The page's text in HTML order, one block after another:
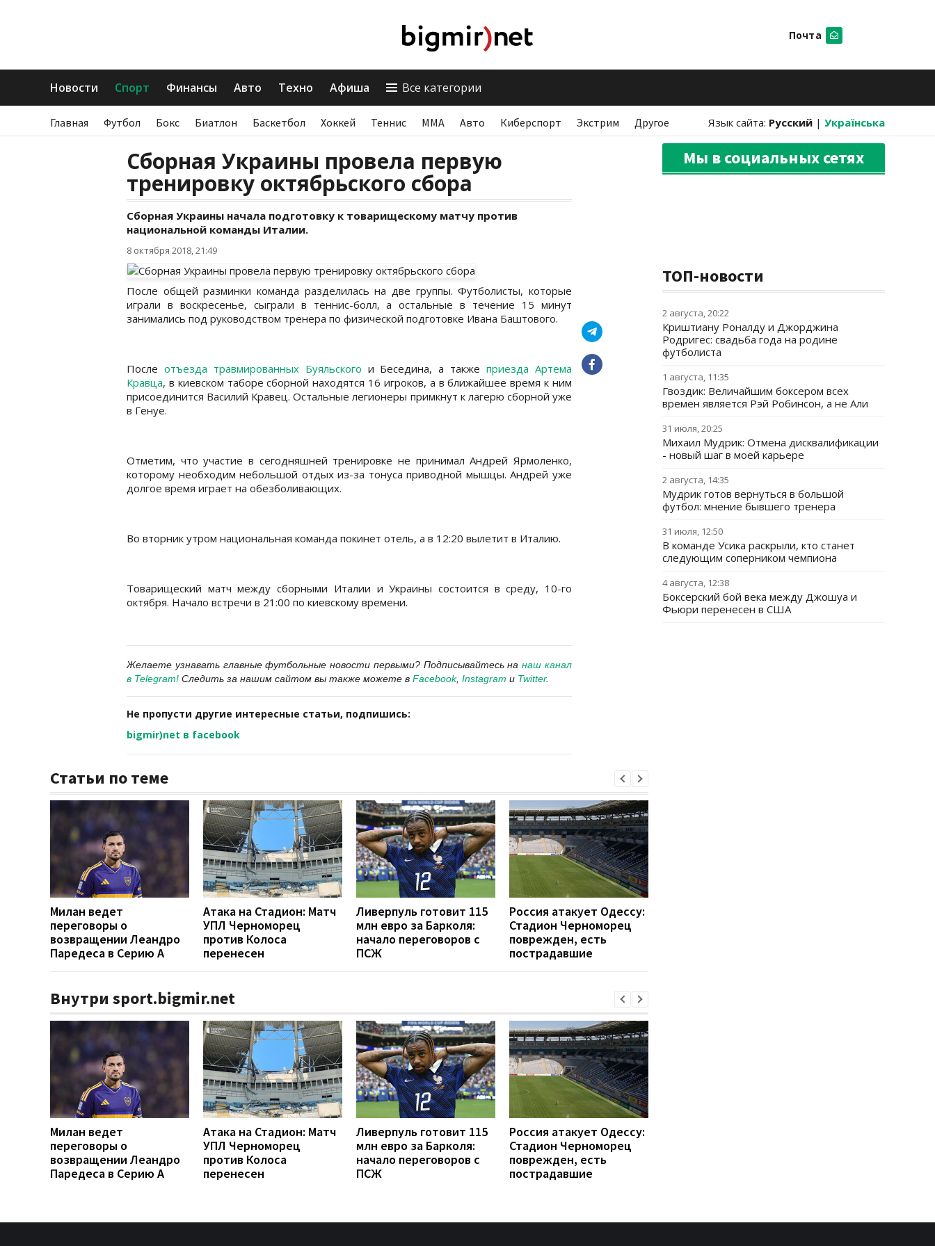
Почта
Новости Спорт Финансы Авто Техно Афиша Все категории
Главная Футбол Бокс Биатлон Баскетбол Хоккей Теннис ММА Авто Киберспорт Экстрим Другое Язык сайта: Русский | Українська
Сборная Украины провела первую
тренировку октябрьского сбора
Сборная Украины начала подготовку к товарищескому матчу против
национальной команды Италии.
8 октября 2018, 21:49
После общей разминки команда разделилась на две группы. Футболисты, которые
играли в воскресенье, сыграли в теннис-болл, а остальные в течение 15 минут
занимались под руководством тренера по физической подготовке Ивана Баштового.
После отъезда травмированных Буяльского и Беседина, а такжеприезда Артема
Кравца, в киевском таборе сборной находятся 16 игроков, а в ближайшее время к ним
присоединится Василий Кравец. Остальные легионеры примкнут к лагерю сборной уже
в Генуе.
Отметим, что участие в сегодняшней тренировке не принимал Андрей Ярмоленко,
которому необходим небольшой отдых из-за тонуса приводной мышцы. Андрей уже
долгое время играет на обезболивающих.
Во вторник утром национальная команда покинет отель, а в 12:20 вылетит в Италию.
Товарищеский матч между сборными Италии и Украины состоится в среду, 10-го
октября. Начало встречи в 21:00 по киевскому времени.
Желаете узнавать главные футбольные новости первыми? Подписывайтесь на наш канал
в Telegram! Следить за нашим сайтом вы также можете в Facebook, Instagram и Twitter.
Не пропусти другие интересные статьи, подпишись:
bigmir)net в facebook
Статьи по теме
Милан ведет
переговоры о
возвращении Леандро
Паредеса в Серию А
Атака на Стадион: Матч
УПЛ Черноморец
против Колоса
перенесен
Ливерпуль готовит 115
млн евро за Барколя:
начало переговоров с
ПСЖ
Россия атакует Одессу:
Стадион Черноморец
поврежден, есть
пострадавшие
Внутри sport.bigmir.net
Милан ведет
переговоры о
возвращении Леандро
Паредеса в Серию А
Атака на Стадион: Матч
УПЛ Черноморец
против Колоса
перенесен
Ливерпуль готовит 115
млн евро за Барколя:
начало переговоров с
ПСЖ
Россия атакует Одессу:
Стадион Черноморец
поврежден, есть
пострадавшие
Мы в социальных сетях
ТОП-новости
2 августа, 20:22
Криштиану Роналду и Джорджина
Родригес: свадьба года на родине
футболиста
1 августа, 11:35
Гвоздик: Величайшим боксером всех
времен является Рэй Робинсон, а не Али
31 июля, 20:25
Михаил Мудрик: Отмена дисквалификации
- новый шаг в моей карьере
2 августа, 14:35
Мудрик готов вернуться в большой
футбол: мнение бывшего тренера
31 июля, 12:50
В команде Усика раскрыли, кто станет
следующим соперником чемпиона
4 августа, 12:38
Боксерский бой века между Джошуа и
Фьюри перенесен в США